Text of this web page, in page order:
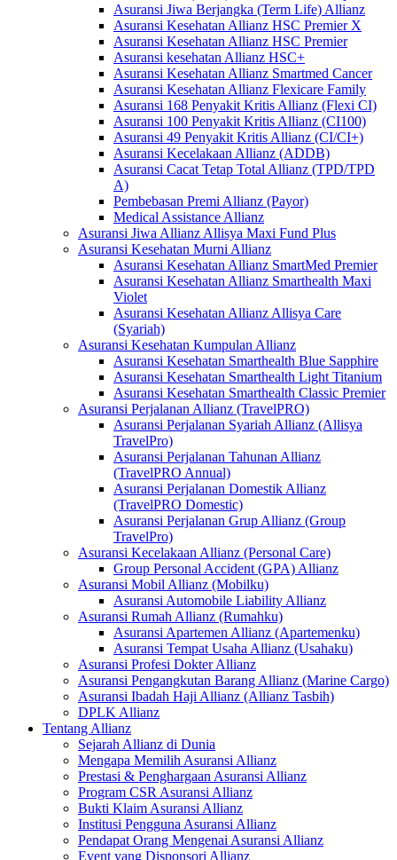
Asuransi Jiwa Berjangka (Term Life) Allianz
Asuransi Kesehatan Allianz HSC Premier X
Asuransi Kesehatan Allianz HSC Premier
Asuransi kesehatan Allianz HSC+
Asuransi Kesehatan Allianz Smartmed Cancer
Asuransi Kesehatan Allianz Flexicare Family
Asuransi 168 Penyakit Kritis Allianz (Flexi CI)
Asuransi 100 Penyakit Kritis Allianz (CI100)
Asuransi 49 Penyakit Kritis Allianz (CI/CI+)
Asuransi Kecelakaan Allianz (ADDB)
Asuransi Cacat Tetap Total Allianz (TPD/TPD
A)
Pembebasan Premi Allianz (Payor)
Medical Assistance Allianz
Asuransi Jiwa Allianz Allisya Maxi Fund Plus
Asuransi Kesehatan Murni Allianz
Asuransi Kesehatan Allianz SmartMed Premier
Asuransi Kesehatan Allianz Smarthealth Maxi
Violet
Asuransi Kesehatan Allianz Allisya Care
(Syariah)
Asuransi Kesehatan Kumpulan Allianz
Asuransi Kesehatan Smarthealth Blue Sapphire
Asuransi Kesehatan Smarthealth Light Titanium
Asuransi Kesehatan Smarthealth Classic Premier
Asuransi Perjalanan Allianz (TravelPRO)
Asuransi Perjalanan Syariah Allianz (Allisya
TravelPro)
Asuransi Perjalanan Tahunan Allianz
(TravelPRO Annual)
Asuransi Perjalanan Domestik Allianz
(TravelPRO Domestic)
Asuransi Perjalanan Grup Allianz (Group
TravelPro)
Asuransi Kecelakaan Allianz (Personal Care)
Group Personal Accident (GPA) Allianz
Asuransi Mobil Allianz (Mobilku)
Asuransi Automobile Liability Allianz
Asuransi Rumah Allianz (Rumahku)
Asuransi Apartemen Allianz (Apartemenku)
Asuransi Tempat Usaha Allianz (Usahaku)
Asuransi Profesi Dokter Allianz
Asuransi Pengangkutan Barang Allianz (Marine Cargo)
Asuransi Ibadah Haji Allianz (Allianz Tasbih)
DPLK Allianz
Tentang Allianz
Sejarah Allianz di Dunia
Mengapa Memilih Asuransi Allianz
Prestasi & Penghargaan Asuransi Allianz
Program CSR Asuransi Allianz
Bukti Klaim Asuransi Allianz
Institusi Pengguna Asuransi Allianz
Pendapat Orang Mengenai Asuransi Allianz
Event yang Disponsori Allianz